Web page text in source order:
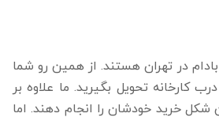
در تهران هستند. از همین رو شما
کارخانه تحویل بگیرید. ما علاوه بر
شکل خرید خودشان را انجام دهند. اما